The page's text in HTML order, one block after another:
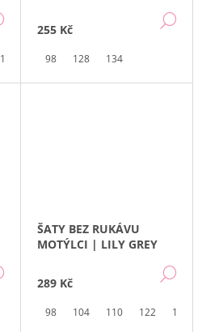
DETAIL
152
255 Kč
98 128 134
DETAIL
ŠATY BEZ RUKÁVU
MOTÝLCI | LILY GREY
289 Kč
98 104 110 122 134